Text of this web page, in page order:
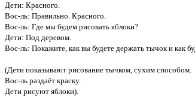
Дети: Красного.
Вос-ль: Правильно. Красного.
Вос-ль: Где мы будем рисовать яблоки?
Дети: Под деревом.
Вос-ль: Покажите, как вы будете держать тычок и как
(Дети показывают рисование тычком, сухим способом.
Вос-ль раздаёт краску.
Дети рисуют яблоки).